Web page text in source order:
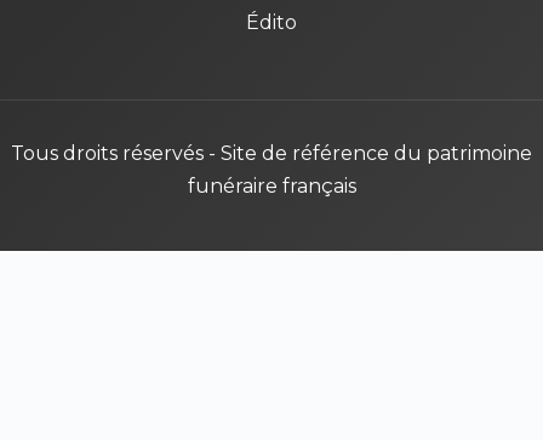
Édito
Tous droits réservés - Site de référence du patrimoine
funéraire français